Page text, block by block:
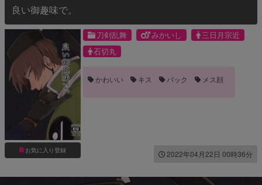
良い御趣味で。
お気に入り登録
刀剣乱舞 みかいし
三日月宗近
石切丸
かわいい キス バック メス顔
2022年04月22日 00時36分